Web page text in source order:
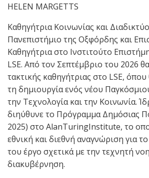
HELEN MARGETTS
Καθηγήτρια Κοινωνίας και
Πανεπιστήμιο της Οξφόρδης και
Καθηγήτρια στο Ινστιτούτο
LSE. Από τον Σεπτέμβριο του 2026
τακτικής καθηγήτριας στο LSE, όπου
τη δημιουργία ενός νέου
την Τεχνολογία και την Κοινωνία.
διηύθυνε το Πρόγραμμα Δημόσιας
2025) στο AlanTuringInstitute, το
εθνική και διεθνή αναγνώριση για
του έργο σχετικά με την τεχνητή
διακυβέρνηση.